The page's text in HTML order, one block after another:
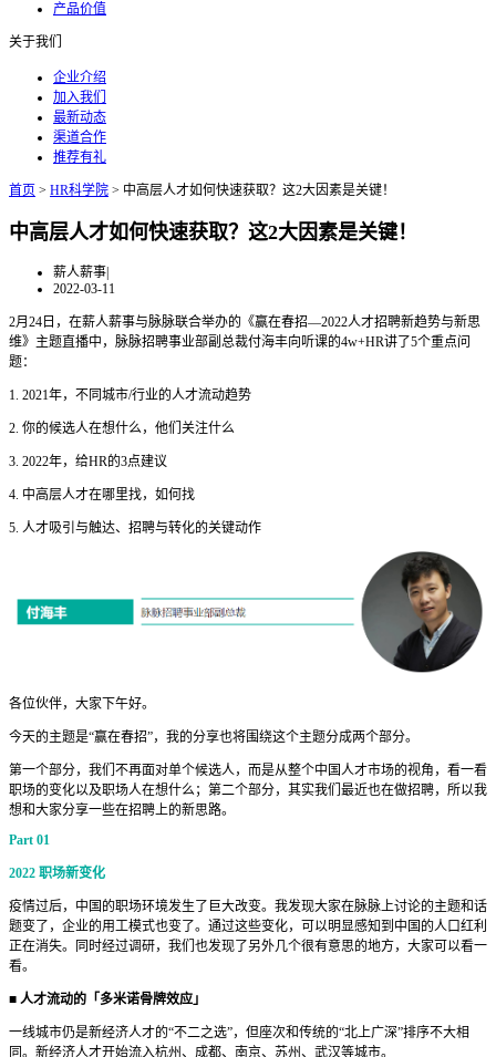
产品价值
关于我们
企业介绍
加入我们
最新动态
渠道合作
推荐有礼
首页 > HR科学院 > 中高层人才如何快速获取？这2大因素是关键！
中高层人才如何快速获取？这2大因素是关键！
薪人薪事|
2022-03-11
2月24日，在薪人薪事与脉脉联合举办的《赢在春招—2022人才招聘新趋势与新思
维》主题直播中，脉脉招聘事业部副总裁付海丰向听课的4w+HR讲了5个重点问
题：
1. 2021年，不同城市/行业的人才流动趋势
2. 你的候选人在想什么，他们关注什么
3. 2022年，给HR的3点建议
4. 中高层人才在哪里找，如何找
5. 人才吸引与触达、招聘与转化的关键动作
各位伙伴，大家下午好。
今天的主题是“赢在春招”，我的分享也将围绕这个主题分成两个部分。
第一个部分，我们不再面对单个候选人，而是从整个中国人才市场的视角，看一看
职场的变化以及职场人在想什么；第二个部分，其实我们最近也在做招聘，所以我
想和大家分享一些在招聘上的新思路。
Part 01
2022 职场新变化
疫情过后，中国的职场环境发生了巨大改变。我发现大家在脉脉上讨论的主题和话
题变了，企业的用工模式也变了。通过这些变化，可以明显感知到中国的人口红利
正在消失。同时经过调研，我们也发现了另外几个很有意思的地方，大家可以看一
看。
■ 人才流动的「多米诺骨牌效应」
一线城市仍是新经济人才的“不二之选”，但座次和传统的“北上广深”排序不大相
同。新经济人才开始流入杭州、成都、南京、苏州、武汉等城市。